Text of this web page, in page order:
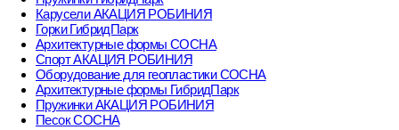
Карусели АКАЦИЯ РОБИНИЯ
Горки ГибридПарк
Архитектурные формы СОСНА
Спорт АКАЦИЯ РОБИНИЯ
Оборудование для геопластики СОСНА
Архитектурные формы ГибридПарк
Пружинки АКАЦИЯ РОБИНИЯ
Песок СОСНА